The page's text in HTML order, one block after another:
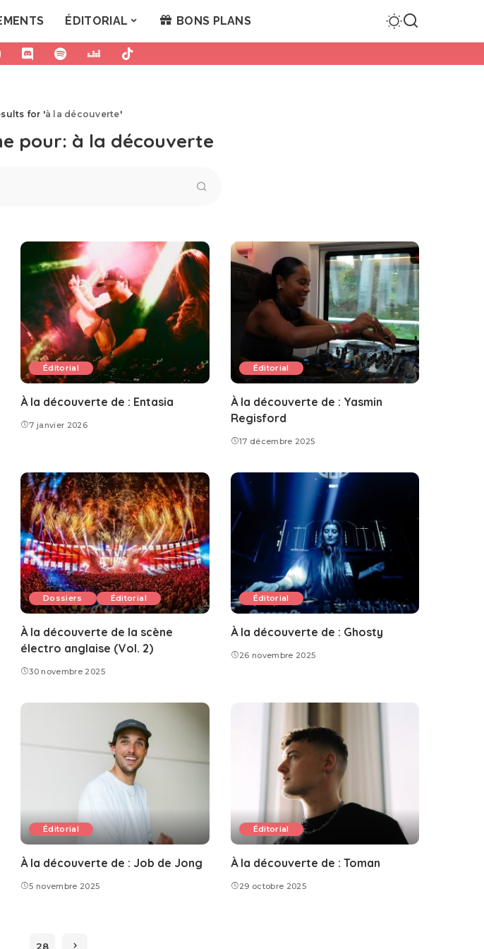
ÉDITORIAL BONS PLANS
for 'à la découverte'
pour: à la découverte
Éditorial
À la découverte de : Entasia
7 janvier 2026
Éditorial
À la découverte de : Yasmin
Regisford
17 décembre 2025
Dossiers Éditorial
À la découverte de la scène
électro anglaise (Vol. 2)
30 novembre 2025
Éditorial
À la découverte de : Ghosty
26 novembre 2025
Éditorial
À la découverte de : Job de Jong
5 novembre 2025
Éditorial
À la découverte de : Toman
29 octobre 2025
28